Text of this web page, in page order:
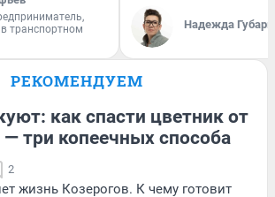
транспортном
Надежда Губарь
РЕКОМЕНДУЕМ
как спасти цветник от
— три копеечных способа
2
жизнь Козерогов. К чему готовит